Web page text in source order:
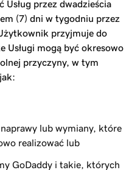
Usług przez dwadzieścia
(7) dni w tygodniu przez
przyjmuje do
Usługi mogą być okresowo
przyczyny, w tym
lub wymiany, które
realizować lub
GoDaddy i takie, których